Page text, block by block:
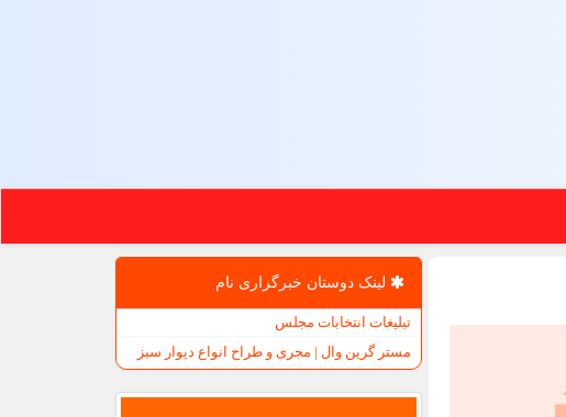
لینک دوستان خبرگزاری نام
تبلیغات انتخابات مجلس
مستر گرین وال | مجری و طراح انواع دیوار سبز